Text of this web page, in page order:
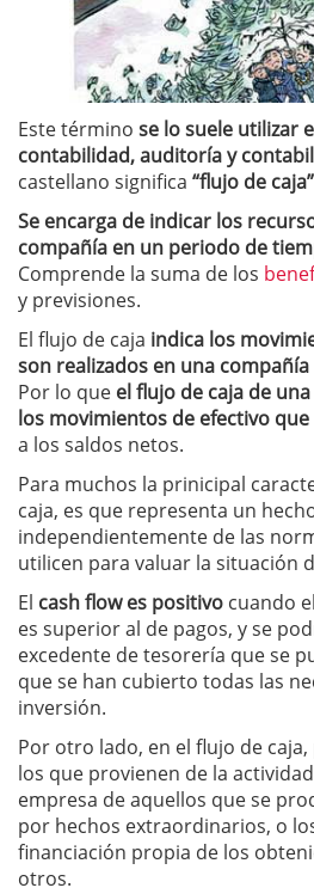
Este término se lo suele utilizar
contabilidad, auditoría y
castellano significa “flujo de
Se encarga de indicar los
compañía en un periodo de
Comprende la suma de los
y previsiones.
El flujo de caja indica los
son realizados en una
Por lo que el flujo de caja de
los movimientos de efectivo
a los saldos netos.
Para muchos la prinicipal
caja, es que representa un
independientemente de las
utilicen para valuar la situación
El cash flow es positivo cuando
es superior al de pagos, y se
excedente de tesorería que se
que se han cubierto todas las
inversión.
Por otro lado, en el flujo de
los que provienen de la
empresa de aquellos que se
por hechos extraordinarios, o
financiación propia de los
otros.